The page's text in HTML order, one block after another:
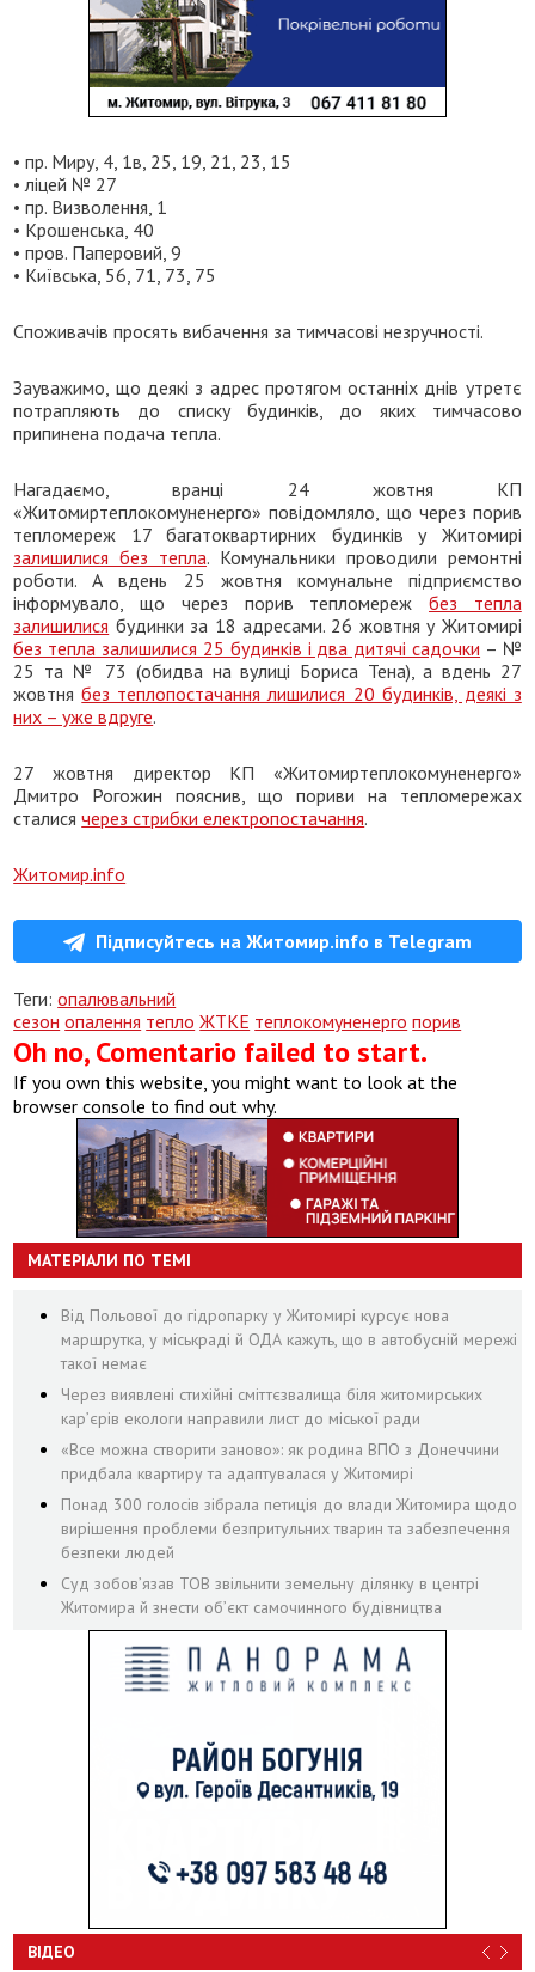
• пр. Миру, 4, 1в, 25, 19, 21, 23, 15
• ліцей № 27
• пр. Визволення, 1
• Крошенська, 40
• пров. Паперовий, 9
• Київська, 56, 71, 73, 75
Споживачів просять вибачення за тимчасові незручності.
Зауважимо, що деякі з адрес протягом останніх днів утретє
потрапляють до списку будинків, до яких тимчасово
припинена подача тепла.
Нагадаємо, вранці 24 жовтня КП
«Житомиртеплокомуненерго» повідомляло, що через порив
тепломереж 17 багатоквартирних будинків у Житомирі
залишилися без тепла. Комунальники проводили ремонтні
роботи. А вдень 25 жовтня комунальне підприємство
інформувало, що через порив тепломережбез тепла
залишилися будинки за 18 адресами. 26 жовтня у Житомирі
без тепла залишилися 25 будинків і два дитячі садочки – №
25 та № 73 (обидва на вулиці Бориса Тена), а вдень 27
жовтнябез теплопостачання лишилися 20 будинків, деякі з
них – уже вдруге.
27 жовтня директор КП «Житомиртеплокомуненерго»
Дмитро Рогожин пояснив, що пориви на тепломережах
сталисячерез стрибки електропостачання.
Житомир.info
Підписуйтесь на Житомир.info в Telegram
Теги:опалювальний
сезон опалення тепло ЖТКЕ теплокомуненерго порив
Oh no, Comentario failed to start.
If you own this website, you might want to look at the
browser console to find out why.
МАТЕРІАЛИ ПО ТЕМІ
Від Польової до гідропарку у Житомирі курсує нова
маршрутка, у міськраді й ОДА кажуть, що в автобусній мережі
такої немає
Через виявлені стихійні сміттєзвалища біля житомирських
кар’єрів екологи направили лист до міської ради
«Все можна створити заново»: як родина ВПО з Донеччини
придбала квартиру та адаптувалася у Житомирі
Понад 300 голосів зібрала петиція до влади Житомира щодо
вирішення проблеми безпритульних тварин та забезпечення
безпеки людей
Суд зобов’язав ТОВ звільнити земельну ділянку в центрі
Житомира й знести об’єкт самочинного будівництва
ВІДЕО